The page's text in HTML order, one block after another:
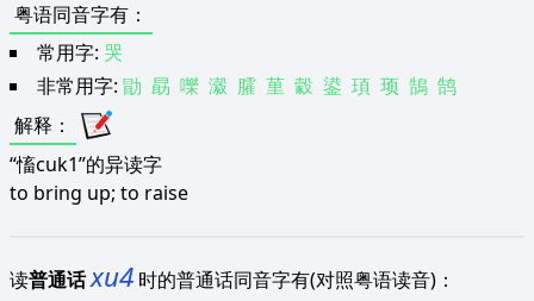
粤语同音字有 ：
常用字: 哭
非常用字: 勖 勗 嚛 瀫 臛 荲 豰 鍙 頊 顼 鵠 鹄
解释 ：
“慉cuk1”的异读字
to bring up; to raise
读普通话xu4 时的普通话同音字有(对照粤语读音)：